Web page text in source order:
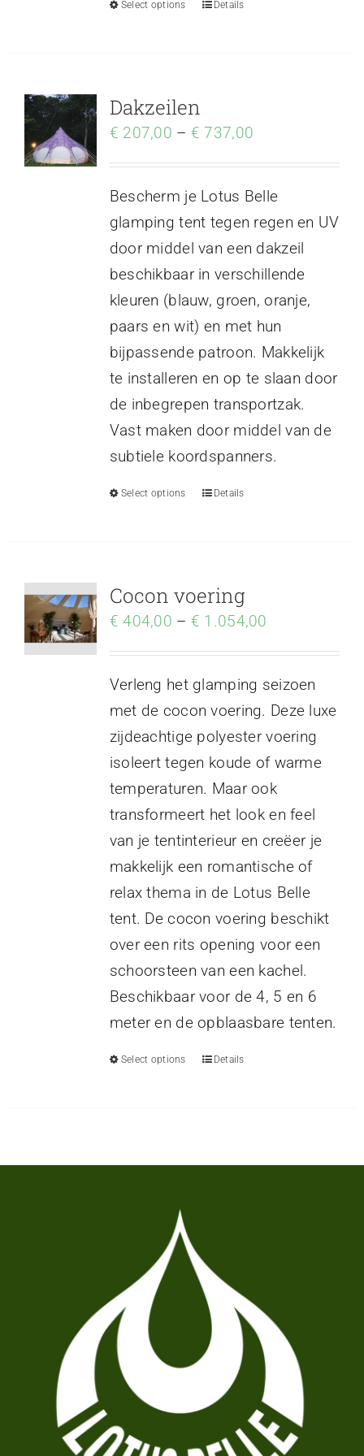
Select options Details
Dakzeilen
€ 207,00 – € 737,00
Bescherm je Lotus Belle
glamping tent tegen regen en UV
door middel van een dakzeil
beschikbaar in verschillende
kleuren (blauw, groen, oranje,
paars en wit) en met hun
bijpassende patroon. Makkelijk
te installeren en op te slaan door
de inbegrepen transportzak.
Vast maken door middel van de
subtiele koordspanners.
Select options Details
Cocon voering
€ 404,00 – € 1.054,00
Verleng het glamping seizoen
met de cocon voering. Deze luxe
zijdeachtige polyester voering
isoleert tegen koude of warme
temperaturen. Maar ook
transformeert het look en feel
van je tentinterieur en creëer je
makkelijk een romantische of
relax thema in de Lotus Belle
tent. De cocon voering beschikt
over een rits opening voor een
schoorsteen van een kachel.
Beschikbaar voor de 4, 5 en 6
meter en de opblaasbare tenten.
Select options Details